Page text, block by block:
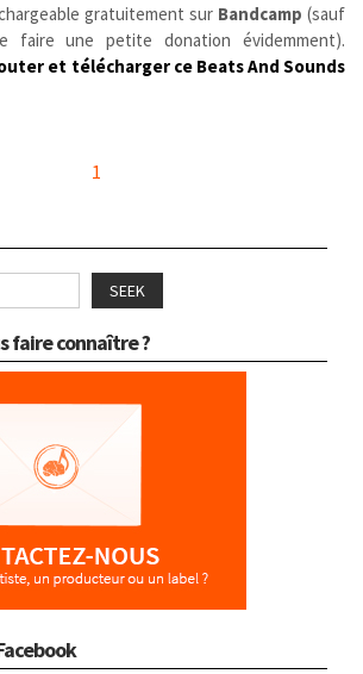
gratuitement sur Bandcamp (sauf
faire une petite donation évidemment).
et télécharger ce Beats And Sounds
1
SEEK
faire connaître ?